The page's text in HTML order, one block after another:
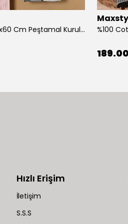
%100 Cotton 40x60 Cm Peştamal Kurulama Bezi 4 Lü Set
Hızlı Erişim
İletişim
S.S.S